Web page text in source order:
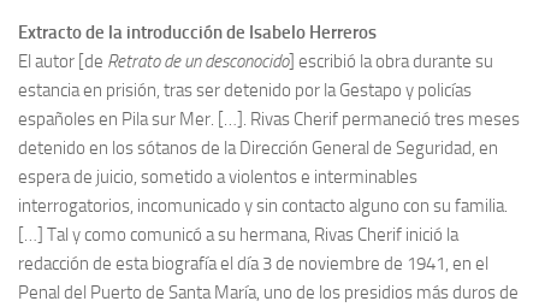
Extracto de la introducción de Isabelo Herreros
El autor [de Retrato de un desconocido] escribió la obra durante su
estancia en prisión, tras ser detenido por la Gestapo y policías
españoles en Pila sur Mer. […]. Rivas Cherif permaneció tres meses
detenido en los sótanos de la Dirección General de Seguridad, en
espera de juicio, sometido a violentos e interminables
interrogatorios, incomunicado y sin contacto alguno con su familia.
[…] Tal y como comunicó a su hermana, Rivas Cherif inició la
redacción de esta biografía el día 3 de noviembre de 1941, en el
Penal del Puerto de Santa María, uno de los presidios más duros de